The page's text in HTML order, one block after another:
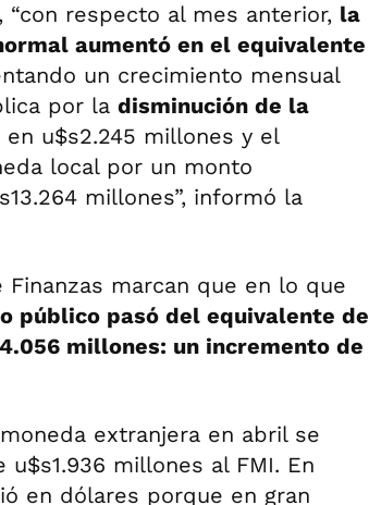
respecto al mes anterior, la
aumentó en el equivalente
un crecimiento mensual
por la disminución de la
en u$s2.245 millones y el
local por un monto
millones”, informó la
marcan que en lo que
público pasó del equivalente de
millones: un incremento de
extranjera en abril se
millones al FMI. En
en dólares porque en gran